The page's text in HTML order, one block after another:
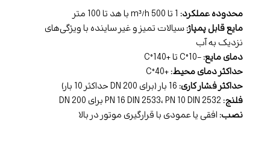
محدوده عملکرد:
مایع قابل پمپاژ:سیالات تمیز و غیر ساینده با ویژگی‌های
نزدیک به آب
دمای مایع:-10°C تا +140°C
حداکثر دمای محیط:+40°C
حداکثر فشار کاری:
فلنج:
نصب:افقی یا عمودی با قرارگیری موتور در بالا